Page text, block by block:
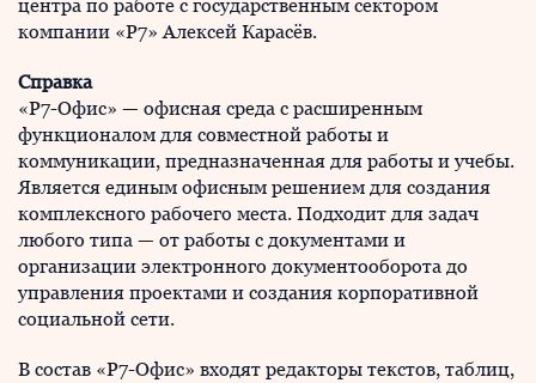
центра по работе с государственным сектором
компании «Р7» Алексей Карасёв.
Справка
«Р7-Офис» — офисная среда с расширенным
функционалом для совместной работы и
коммуникации, предназначенная для работы и учебы.
Является единым офисным решением для создания
комплексного рабочего места. Подходит для задач
любого типа — от работы с документами и
организации электронного документооборота до
управления проектами и создания корпоративной
социальной сети.
В состав «Р7-Офис» входят редакторы текстов, таблиц,